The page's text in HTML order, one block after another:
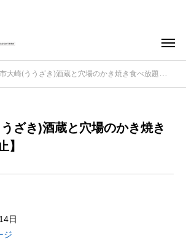
大崎(ううざき)酒蔵と穴場のかき焼き食べ放題【中止】
ざき)酒蔵と穴場のかき焼き
】
日
ジ